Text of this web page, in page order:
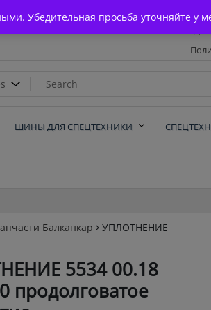
Убедительная просьба уточняйте у
ШИНЫ ДЛЯ СПЕЦТЕХНИКИ
Балканкар
УПЛОТНЕНИЕ
5534 00.18
продолговатое